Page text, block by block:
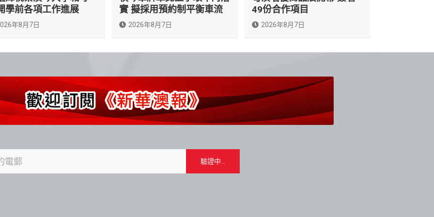
學前各項工作進展
年8月7日
實 擬採用預約制平衡車流
2026年8月7日
49份合作項目
2026年8月7日